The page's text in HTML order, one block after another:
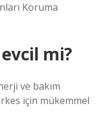
Koruma
mi?
ve bakım
için mükemmel